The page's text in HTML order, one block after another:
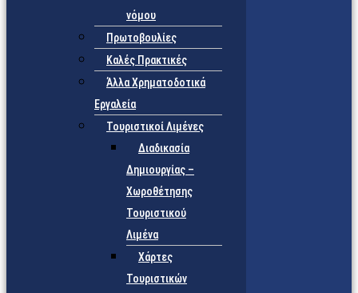
νόμου
Πρωτοβουλίες
Καλές Πρακτικές
Άλλα Χρηματοδοτικά
Εργαλεία
Τουριστικοί Λιμένες
Διαδικασία
Δημιουργίας –
Χωροθέτησης
Τουριστικού
Λιμένα
Χάρτες
Τουριστικών